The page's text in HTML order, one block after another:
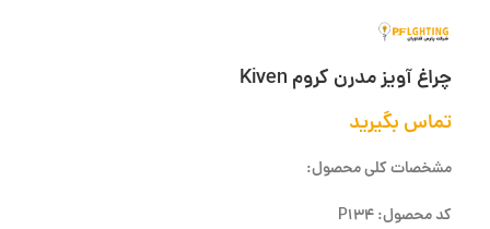
چراغ آویز مدرن کروم Kiven
تماس بگیرید
مشخصات کلی محصول:
کد محصول: P134